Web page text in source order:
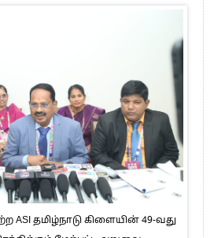
தமிழ்நாடு கிளையின் 49-வது